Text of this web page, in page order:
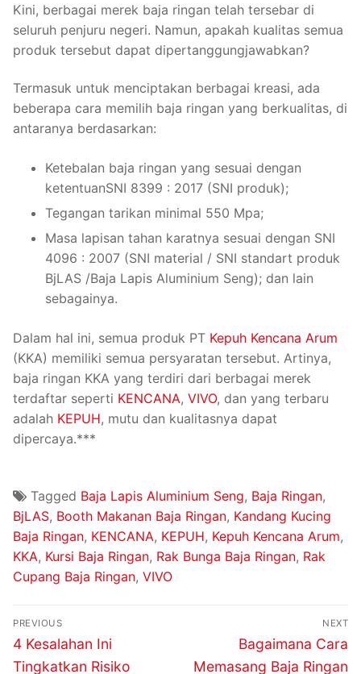
Kini, berbagai merek baja ringan telah tersebar di
seluruh penjuru negeri. Namun, apakah kualitas semua
produk tersebut dapat dipertanggungjawabkan?
Termasuk untuk menciptakan berbagai kreasi, ada
beberapa cara memilih baja ringan yang berkualitas, di
antaranya berdasarkan:
Ketebalan baja ringan yang sesuai dengan
ketentuanSNI 8399 : 2017 (SNI produk);
Tegangan tarikan minimal 550 Mpa;
Masa lapisan tahan karatnya sesuai dengan SNI
4096 : 2007 (SNI material / SNI standart produk
BjLAS /Baja Lapis Aluminium Seng); dan lain
sebagainya.
Dalam hal ini, semua produk PT Kepuh Kencana Arum
(KKA) memiliki semua persyaratan tersebut. Artinya,
baja ringan KKA yang terdiri dari berbagai merek
terdaftar seperti KENCANA, VIVO, dan yang terbaru
adalah KEPUH, mutu dan kualitasnya dapat
dipercaya.***
Tagged Baja Lapis Aluminium Seng, Baja Ringan,
BjLAS, Booth Makanan Baja Ringan, Kandang Kucing
Baja Ringan, KENCANA, KEPUH, Kepuh Kencana Arum,
KKA, Kursi Baja Ringan, Rak Bunga Baja Ringan, Rak
Cupang Baja Ringan, VIVO
PREVIOUS
4 Kesalahan Ini
Tingkatkan Risiko
NEXT
Bagaimana Cara
Memasang Baja Ringan